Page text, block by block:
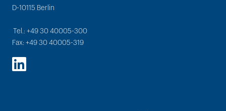
D-10115 Berlin
Tel.: +49 30 40005-300
Fax: +49 30 40005-319
LinkedIn